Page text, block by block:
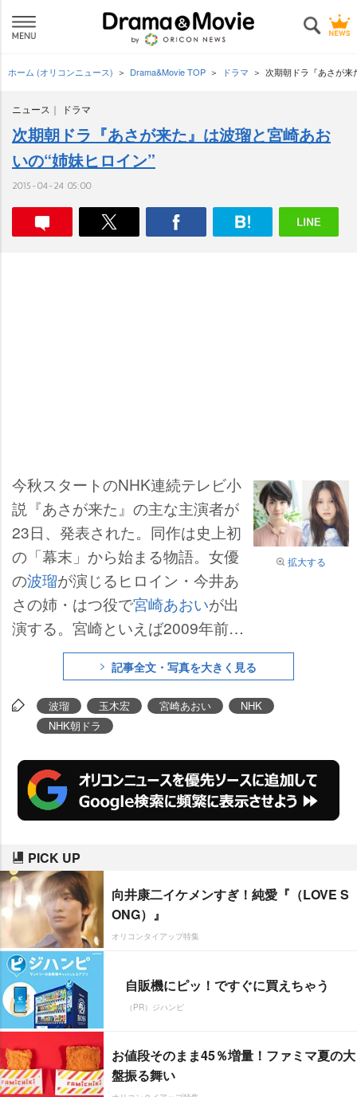
ホーム (オリコンニュース) Drama&Movie TOP ドラマ 次期朝ドラ『あさが来
ニュース ドラマ
次期朝ドラ『あさが来た』は波瑠と宮崎あお
いの“姉妹ヒロイン”
2015-04-24 05:00
拡大する
今秋スタートのNHK連続テレビ小
説『あさが来た』の主な主演者が
23日、発表された。同作は史上初
の「幕末」から始まる物語。女優
の波瑠が演じるヒロイン・今井あ
さの姉・はつ役で宮崎あおいが出
演する。宮崎といえば2009年前期
の『純情きらり』でヒロインを演
じた“経験者”であり、主演した大
河ドラマ『篤姫』とも時代が少し
かぶる。13年前期『あまちゃん』
ン」、14年前期『花子とアン』は
花子(吉高由里子)と蓮子(仲間由紀
恵)の「女友達のダブルヒロイン」
た』は「妹と姉のダブルヒロイ
ン」のドラマになりそうだ。
記事全文・写真を大きく見る
波瑠 玉木宏 宮崎あおい
NHK
NHK朝ドラ
PICK UP
向井康二イケメンすぎ！純愛『（LOVE S
ONG）』
オリコンタイアップ特集
自販機にピッ！ですぐに買えちゃう
（PR）ジハンピ
お値段そのまま45％増量！ファミマ夏の大
盤振る舞い